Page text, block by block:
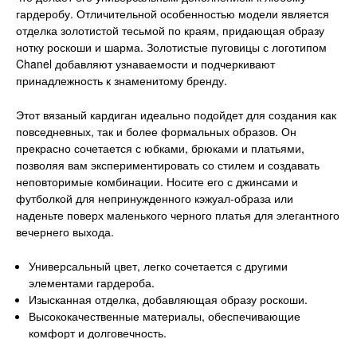
гардеробу. Отличительной особенностью модели является
отделка золотистой тесьмой по краям, придающая образу
нотку роскоши и шарма. Золотистые пуговицы с логотипом
Chanel добавляют узнаваемости и подчеркивают
принадлежность к знаменитому бренду.
Этот вязаный кардиган идеально подойдет для создания как
повседневных, так и более формальных образов. Он
прекрасно сочетается с юбками, брюками и платьями,
позволяя вам экспериментировать со стилем и создавать
неповторимые комбинации. Носите его с джинсами и
футболкой для непринужденного кэжуал-образа или
наденьте поверх маленького черного платья для элегантного
вечернего выхода.
Универсальный цвет, легко сочетается с другими
элементами гардероба.
Изысканная отделка, добавляющая образу роскоши.
Высококачественные материалы, обеспечивающие
комфорт и долговечность.